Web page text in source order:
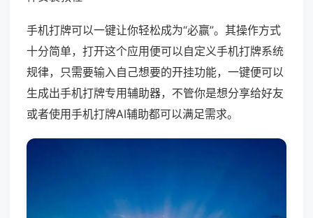
手机打牌可以一键让你轻松成为“必赢”。其操作方式
十分简单，打开这个应用便可以自定义手机打牌系统
规律，只需要输入自己想要的开挂功能，一键便可以
生成出手机打牌专用辅助器，不管你是想分享给好友
或者使用手机打牌AI辅助都可以满足需求。